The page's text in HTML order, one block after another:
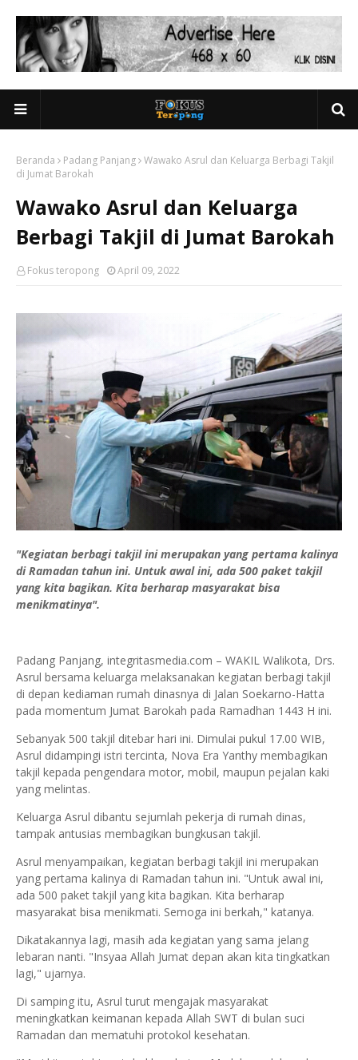
Beranda Padang Panjang Wawako Asrul dan Keluarga Berbagi Takjil
di Jumat Barokah
Wawako Asrul dan Keluarga
Berbagi Takjil di Jumat Barokah
Fokus teropong April 09, 2022
"Kegiatan berbagi takjil ini merupakan yang pertama kalinya
di Ramadan tahun ini. Untuk awal ini, ada 500 paket takjil
yang kita bagikan. Kita berharap masyarakat bisa
menikmatinya".
Padang Panjang, integritasmedia.com – WAKIL Walikota, Drs.
Asrul bersama keluarga melaksanakan kegiatan berbagi takjil
di depan kediaman rumah dinasnya di Jalan Soekarno-Hatta
pada momentum Jumat Barokah pada Ramadhan 1443 H ini.
Sebanyak 500 takjil ditebar hari ini. Dimulai pukul 17.00 WIB,
Asrul didampingi istri tercinta, Nova Era Yanthy membagikan
takjil kepada pengendara motor, mobil, maupun pejalan kaki
yang melintas.
Keluarga Asrul dibantu sejumlah pekerja di rumah dinas,
tampak antusias membagikan bungkusan takjil.
Asrul menyampaikan, kegiatan berbagi takjil ini merupakan
yang pertama kalinya di Ramadan tahun ini. "Untuk awal ini,
ada 500 paket takjil yang kita bagikan. Kita berharap
masyarakat bisa menikmati. Semoga ini berkah," katanya.
Dikatakannya lagi, masih ada kegiatan yang sama jelang
lebaran nanti. "Insyaa Allah Jumat depan akan kita tingkatkan
lagi," ujarnya.
Di samping itu, Asrul turut mengajak masyarakat
meningkatkan keimanan kepada Allah SWT di bulan suci
Ramadan dan mematuhi protokol kesehatan.